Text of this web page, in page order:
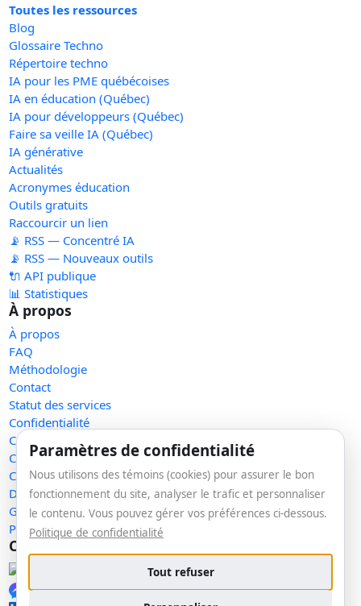
Toutes les ressources
Blog
Glossaire Techno
Répertoire techno
IA pour les PME québécoises
IA en éducation (Québec)
IA pour développeurs (Québec)
Faire sa veille IA (Québec)
IA générative
Actualités
Acronymes éducation
Outils gratuits
Raccourcir un lien
📡 RSS — Concentré IA
📡 RSS — Nouveaux outils
🔌 API publique
📊 Statistiques
À propos
À propos
FAQ
Méthodologie
Contact
Statut des services
Confidentialité
Conditions d'utilisation
Conditions de vente
Cookies
Demande de retrait
Gérer les témoins
Plan du site
Communauté
Messenger
Paramètres de confidentialité
Nous utilisons des témoins (cookies) pour assurer le bon
fonctionnement du site, analyser le trafic et personnaliser
le contenu. Vous pouvez gérer vos préférences ci-dessous.
Politique de confidentialité
Tout refuser